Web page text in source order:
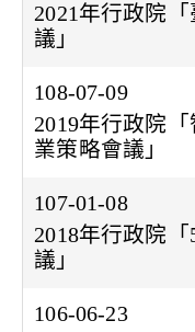
2021年行政院
議」
108-07-09
2019年行政院
業策略會議」
107-01-08
2018年行政院
議」
106-06-23